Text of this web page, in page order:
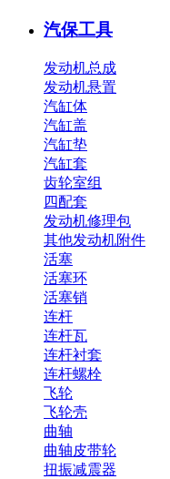
汽保工具
发动机总成
发动机悬置
汽缸体
汽缸盖
汽缸垫
汽缸套
齿轮室组
四配套
发动机修理包
其他发动机附件
活塞
活塞环
活塞销
连杆
连杆瓦
连杆衬套
连杆螺栓
飞轮
飞轮壳
曲轴
曲轴皮带轮
扭振减震器